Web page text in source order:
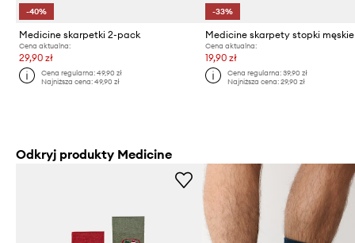
-40%
Medicine skarpetki 2-pack
Cena aktualna:
29,90 zł
Cena regularna:49,90 zł
Najniższa cena:49,90 zł
-33%
Cena aktualna:
19,90 zł
Cena regularna: 39,90 zł
Najniższa cena: 29,90 zł
Odkryj produkty Medicine